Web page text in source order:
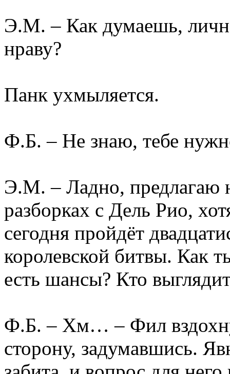
Э.М. – Как думаешь,
нраву?
Панк ухмыляется.
Ф.Б. – Не знаю, тебе
Э.М. – Ладно, предлагаю
разборках с Дель Рио,
сегодня пройдёт
королевской битвы. Как
есть шансы? Кто
Ф.Б. – Хм… – Фил
сторону, задумавшись.